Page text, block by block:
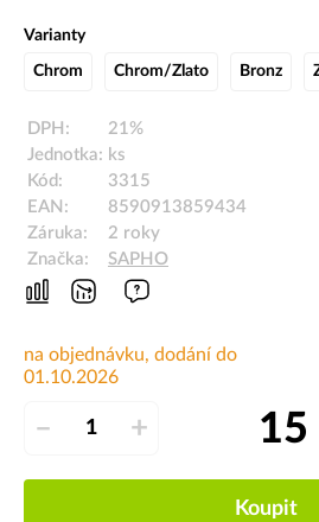
Varianty
Chrom Chrom/Zlato Bronz
DPH:
21%
Jednotka: ks
Kód:
3315
EAN:
8590913859434
Záruka:
2 roky
Značka:
SAPHO
na objednávku, dodání do
01.10.2026
– + 15
Koupit